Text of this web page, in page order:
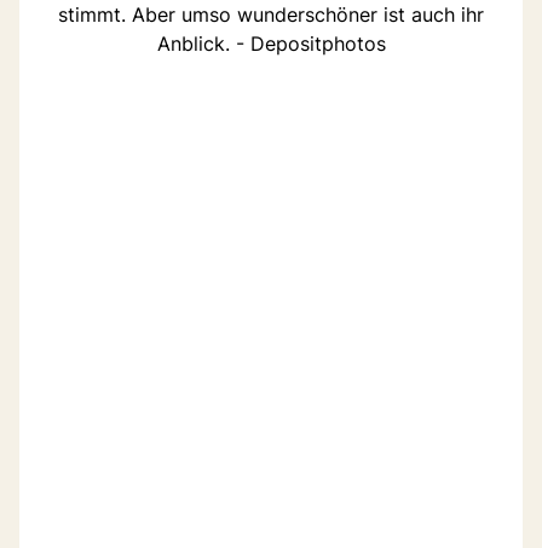
stimmt. Aber umso wunderschöner ist auch ihr
Anblick. - Depositphotos